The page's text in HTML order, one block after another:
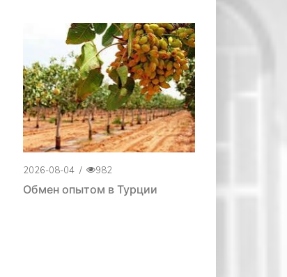
2026-08-04 / 982
Обмен опытом в Турции